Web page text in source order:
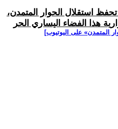
تحفظ استقلال الحوار المتمدن،
هذا الفضاء اليساري الحر
المتمدن» على اليوتيوب]